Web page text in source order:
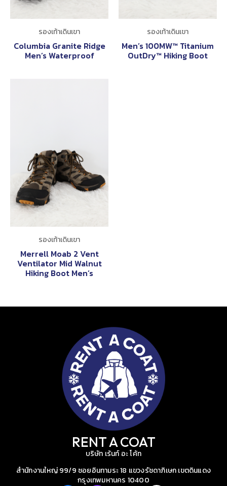
รองเท้าเดินเขา
Columbia Granite Ridge
Men’s Waterproof
รองเท้าเดินเขา
Men’s 100MW™ Titanium
OutDry™ Hiking Boot
รองเท้าเดินเขา
Merrell Moab 2 Vent
Ventilator Mid Walnut
Hiking Boot Men’s
RENT A COAT
บริษัท เร้นท์ อะ โค้ท
สำนักงานใหญ่ 99/9 ซอยอินทามระ 18 แขวงรัชดาภิเษก เขตดินแดง
กรุงเทพมหานคร 10400